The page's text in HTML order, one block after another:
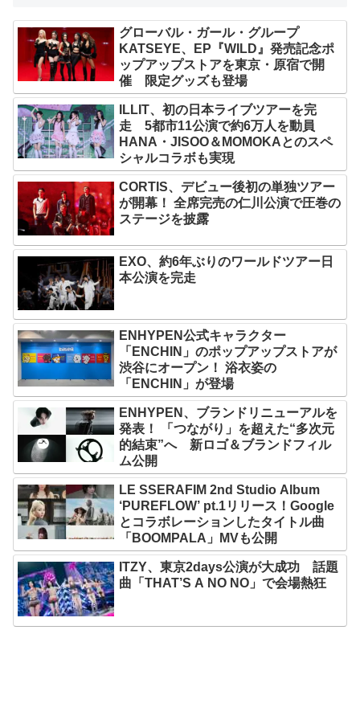
グローバル・ガール・グループ
KATSEYE、EP『WILD』発売記念ポ
ップアップストアを東京・原宿で開
催 限定グッズも登場
ILLIT、初の日本ライブツアーを完
走 5都市11公演で約6万人を動員
HANA・JISOO＆MOMOKAとのスペ
シャルコラボも実現
CORTIS、デビュー後初の単独ツアー
が開幕！ 全席完売の仁川公演で圧巻の
ステージを披露
EXO、約6年ぶりのワールドツアー日
本公演を完走
ENHYPEN公式キャラクター
「ENCHIN」のポップアップストアが
渋谷にオープン！ 浴衣姿の
「ENCHIN」が登場
ENHYPEN、ブランドリニューアルを
発表！ 「つながり」を超えた“多次元
的結束”へ 新ロゴ＆ブランドフィル
ム公開
LE SSERAFIM 2nd Studio Album
‘PUREFLOW’ pt.1リリース！Google
とコラボレーションしたタイトル曲
「BOOMPALA」MVも公開
ITZY、東京2days公演が大成功 話題
曲「THAT’S A NO NO」で会場熱狂